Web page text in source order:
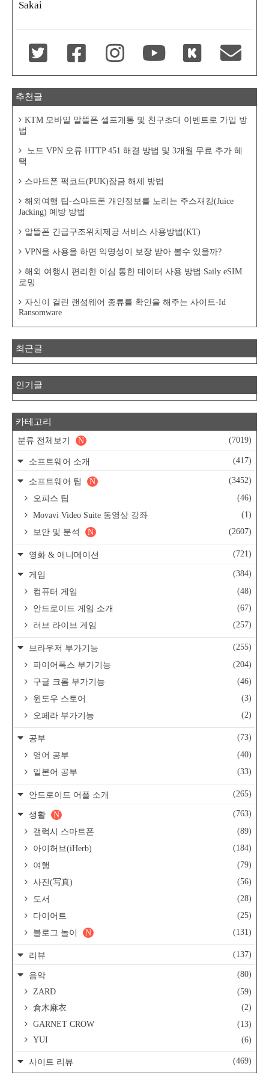
Sakai
추천글
KTM 모바일 알뜰폰 셀프개통 및 친구초대 이벤트로 가입 방
법
노드 VPN 오류 HTTP 451 해결 방법 및 3개월 무료 추가 혜
택
스마트폰 퍽코드(PUK)잠금 해제 방법
해외여행 팁-스마트폰 개인정보를 노리는 주스재킹(Juice
Jacking) 예방 방법
알뜰폰 긴급구조위치제공 서비스 사용방법(KT)
VPN을 사용을 하면 익명성이 보장 받아 볼수 있을까?
해외 여행시 편리한 이심 통한 데이터 사용 방법 Saily eSIM
로밍
자신이 걸린 랜섬웨어 종류를 확인을 해주는 사이트-Id
Ransomware
최근글
인기글
카테고리
분류 전체보기 (7019)
N
소프트웨어 소개 (417)
소프트웨어 팁 (3452)
N
오피스 팁
(46)
Movavi Video Suite 동영상 강좌
(1)
보안 및 분석
(2607)
N
영화 & 애니메이션 (721)
게임
(384)
컴퓨터 게임
(48)
안드로이드 게임 소개
(67)
러브 라이브 게임
(257)
브라우저 부가기능
(255)
파이어폭스 부가기능
(204)
구글 크롬 부가기능
(46)
윈도우 스토어
(3)
오페라 부가기능
(2)
공부
(73)
영어 공부
(40)
일본어 공부
(33)
안드로이드 어플 소개 (265)
생활 (763)
N
갤럭시 스마트폰
(89)
아이허브(iHerb)
(184)
여행
(79)
사진(写真)
(56)
도서
(28)
다이어트
(25)
블로그 놀이
(131)
N
리뷰 (137)
음악
(80)
ZARD
(59)
倉木麻衣
(2)
GARNET CROW
(13)
YUI
(6)
사이트 리뷰 (469)